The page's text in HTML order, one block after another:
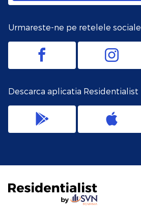
Urmareste-ne pe retelele sociale
Descarca aplicatia Residentialist